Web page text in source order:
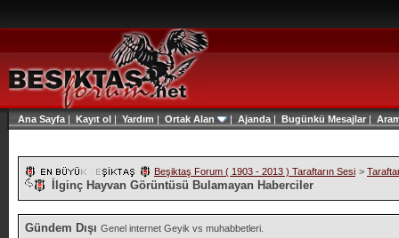
Ana Sayfa | Kayıt ol | Yardım | Ortak Alan | Ajanda | Bugünkü Mesajlar|
Beşiktaş Forum ( 1903 - 2013 ) Taraftarın Sesi >
İlginç Hayvan Görüntüsü Bulamayan Haberciler
Gündem Dışı Genel internet Geyik vs muhabbetleri.